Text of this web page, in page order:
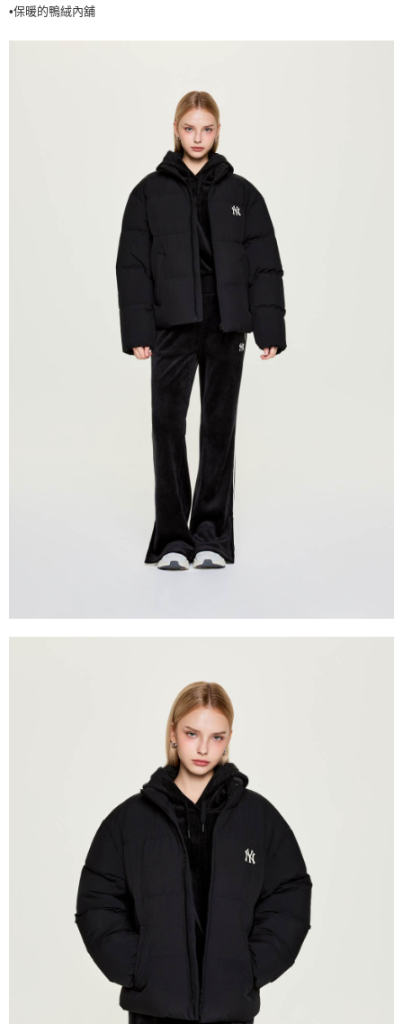
7-11取貨<不支援離島取退>
每筆NT$80，滿NT$699(含以上)免運費
•保暖的鴨絨內舖